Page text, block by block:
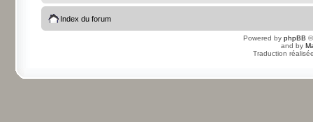
Index du forum
Powered by phpBB
and by
Traduction